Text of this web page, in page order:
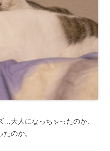
…大人になっちゃったのか、
のか。